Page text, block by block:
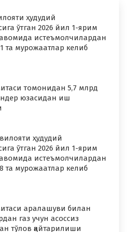
ҳудудий
ўтган 2026 йил 1-ярим
истеъмолчилардан
та мурожаатлар келиб
томонидан 5,7 млрд
юзасидан иш
ҳудудий
ўтган 2026 йил 1-ярим
истеъмолчилардан
та мурожаатлар келиб
аралашуви билан
газ учун асоссиз
тўлов қайтарилиши